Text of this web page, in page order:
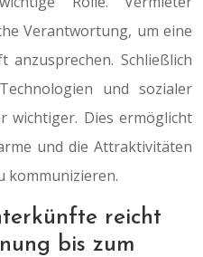
Verantwortung, um eine
anzusprechen. Schließlich
und sozialer
wichtiger. Dies ermöglicht
und die Attraktivitäten
kommunizieren.
reicht
bis zum